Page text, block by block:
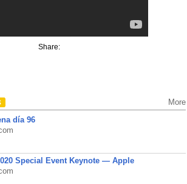
Share:
More
día 96
Special Event Keynote — Apple